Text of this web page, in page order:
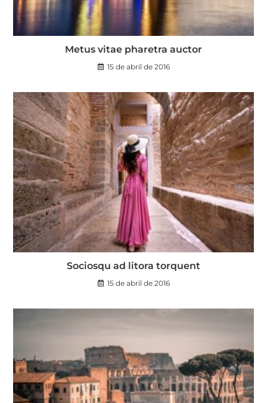
Metus vitae pharetra auctor
15 de abril de 2016
Sociosqu ad litora torquent
15 de abril de 2016